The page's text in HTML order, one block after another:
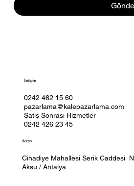
İletişim
0242 462 15 60
pazarlama@kalepazarlama.com
Satış Sonrası Hizmetler
0242 426 23 45
Adres
Cihadiye Mahallesi Serik Caddesi
Aksu / Antalya